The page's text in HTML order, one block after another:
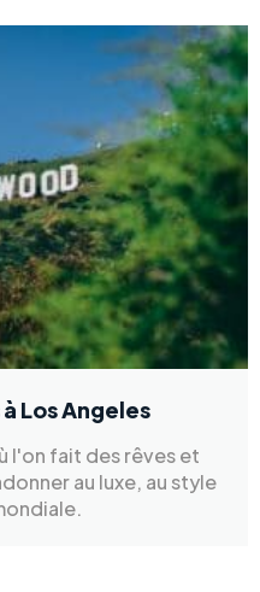
Los Angeles
l'on fait des rêves et
au luxe, au style